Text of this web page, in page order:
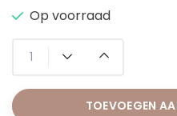
Op voorraad
TOEVOEGEN